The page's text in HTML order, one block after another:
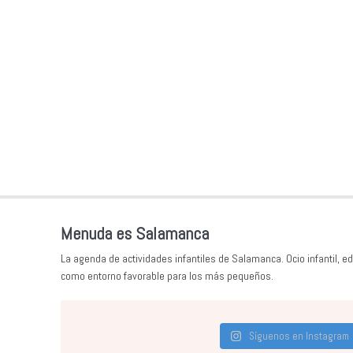
Menuda es Salamanca
La agenda de actividades infantiles de Salamanca. Ocio infantil,
como entorno favorable para los más pequeños.
Síguenos en Instagram